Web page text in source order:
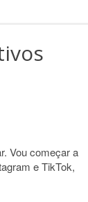
Vou começar a
e TikTok,